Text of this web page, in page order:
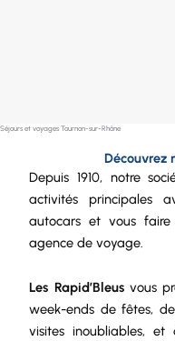
Séjours et voyages Tournon-sur-Rhône
Découvrez
Depuis 1910, notre
activités principales
autocars et vous
agence de voyage.
Les Rapid’Bleusvous
week-ends de fêtes,
visites inoubliables,